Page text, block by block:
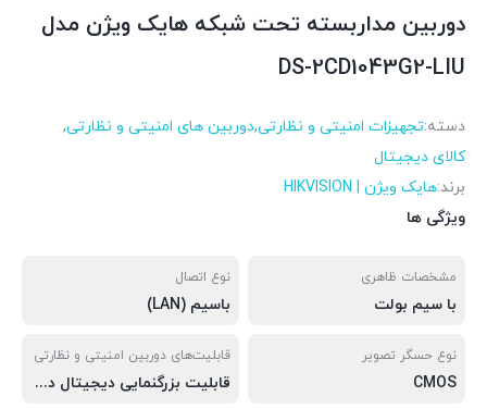
دوربین مداربسته تحت شبکه هایک ویژن مدل
DS-2CD1043G2-LIU
دسته:تجهیزات امنیتی و نظارتی,دوربین های امنیتی و نظارتی,
کالای دیجیتال
برند:هایک ویژن | HIKVISION
ویژگی ها
مشخصات ظاهری
با سیم بولت
نوع اتصال
باسیم (LAN)
نوع حسگر تصویر
CMOS
قابلیت‌های دوربین امنیتی و نظارتی
قابلیت بزرگنمایی دیجیتال دید در شب ماسک محدوده حریم شخصی قابلیت ضبط صدا شیار کارت حافظه